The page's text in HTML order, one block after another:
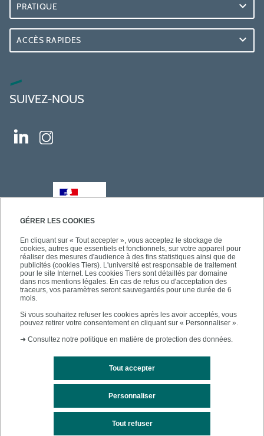
GÉRER LES COOKIES
En cliquant sur « Tout accepter », vous acceptez le stockage de
cookies, autres que essentiels et fonctionnels, sur votre appareil pour
réaliser des mesures d'audience à des fins statistiques ainsi que de
publicités (cookies Tiers). L'université est responsable de traitement
pour le site Internet. Les cookies Tiers sont détaillés par domaine
dans nos mentions légales. En cas de refus ou d'acceptation des
traceurs, vos paramètres seront sauvegardés pour une durée de 6
mois.
Si vous souhaitez refuser les cookies après les avoir acceptés, vous
pouvez retirer votre consentement en cliquant sur « Personnaliser ».
➜ Consultez notre politique en matière de protection des données.
Tout accepter
Tout refuser
Personnaliser
PRATIQUE
ACCÈS RAPIDES
SUIVEZ-NOUS
Mentions légales Plan du site